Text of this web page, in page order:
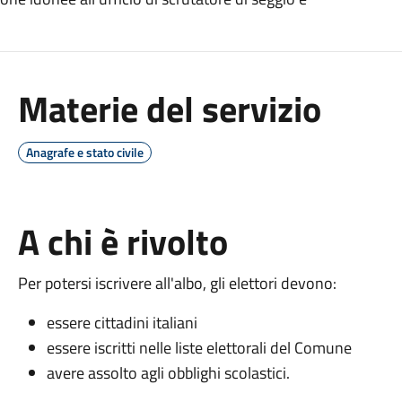
Materie del servizio
Anagrafe e stato civile
A chi è rivolto
Per potersi iscrivere all'albo, gli elettori devono:
essere cittadini italiani
essere iscritti nelle liste elettorali del Comune
avere assolto agli obblighi scolastici.